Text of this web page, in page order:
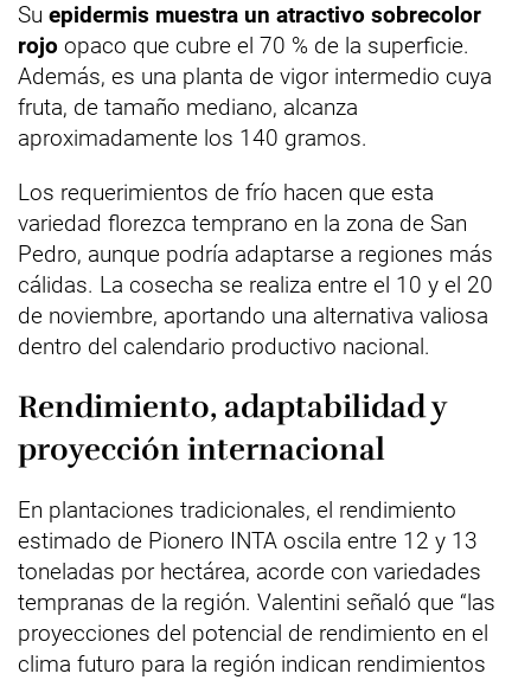
Su epidermis muestra un atractivo sobrecolor
rojo opaco que cubre el 70 % de la superficie.
Además, es una planta de vigor intermedio cuya
fruta, de tamaño mediano, alcanza
aproximadamente los 140 gramos.
Los requerimientos de frío hacen que esta
variedad florezca temprano en la zona de San
Pedro, aunque podría adaptarse a regiones más
cálidas. La cosecha se realiza entre el 10 y el 20
de noviembre, aportando una alternativa valiosa
dentro del calendario productivo nacional.
Rendimiento, adaptabilidad y
proyección internacional
En plantaciones tradicionales, el rendimiento
estimado de Pionero INTA oscila entre 12 y 13
toneladas por hectárea, acorde con variedades
tempranas de la región. Valentini señaló que “las
proyecciones del potencial de rendimiento en el
clima futuro para la región indican rendimientos